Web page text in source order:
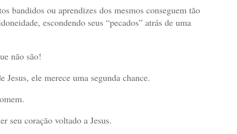
bandidos ou aprendizes dos mesmos conseguem tão
escondendo seus “pecados” atrás de uma
não são!
ele merece uma segunda chance.
seu coração voltado a Jesus.